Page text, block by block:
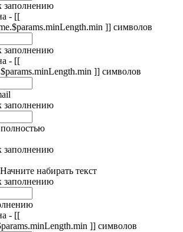
заполнению
- [[
]] символов
заполнению
- [[
]] символов
заполнению
заполнению
Начните набирать текст
заполнению
- [[
]] символов